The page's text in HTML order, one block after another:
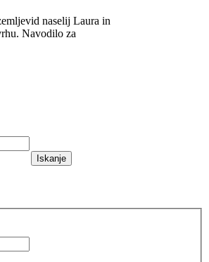
naselij Laura in
Navodilo za
Iskanje